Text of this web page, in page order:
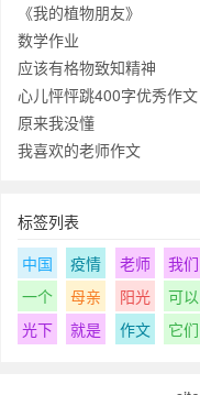
《我的植物朋友》
数学作业
应该有格物致知精神
心儿怦怦跳400字优秀作文
原来我没懂
我喜欢的老师作文
标签列表
中国
疫情 老师 我们
一个
母亲 阳光 可以
光下
就是 作文 它们